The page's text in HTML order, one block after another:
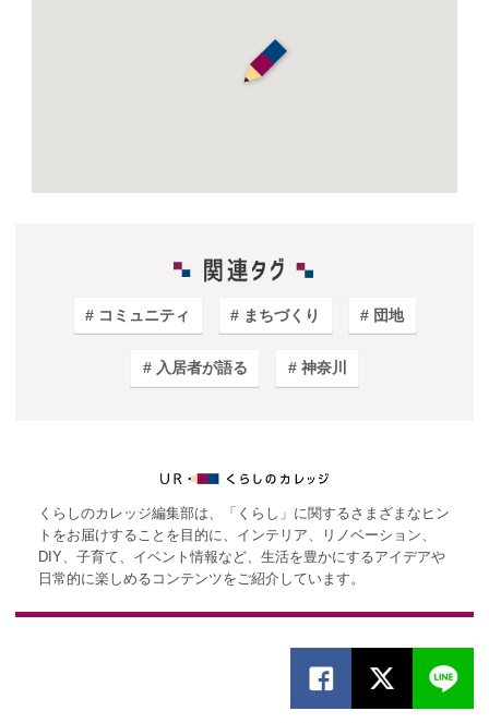
コミュニティ まちづくり 団地
入居者が語る 神奈川
くらしのカレッジ編集部は、「くらし」に関するさまざまなヒン
トをお届けすることを目的に、インテリア、リノベーション、
DIY、子育て、イベント情報など、生活を豊かにするアイデアや
日常的に楽しめるコンテンツをご紹介しています。